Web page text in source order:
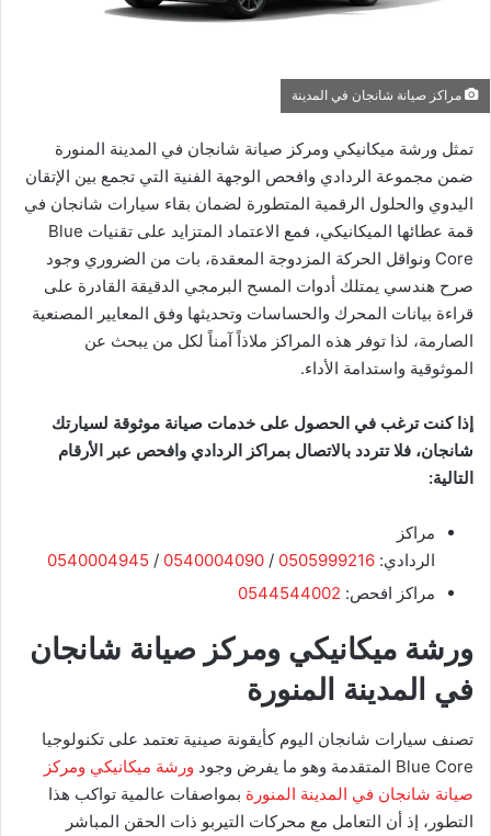
مراكز صيانة شانجان في المدينة
تمثل ورشة ميكانيكي ومركز صيانة شانجان في المدينة المنورة
ضمن مجموعة الردادي وافحص الوجهة الفنية التي تجمع بين الإتقان
اليدوي والحلول الرقمية المتطورة لضمان بقاء سيارات شانجان في
قمة عطائها الميكانيكي، فمع الاعتماد المتزايد على تقنيات Blue
Core ونواقل الحركة المزدوجة المعقدة، بات من الضروري وجود
صرح هندسي يمتلك أدوات المسح البرمجي الدقيقة القادرة على
قراءة بيانات المحرك والحساسات وتحديثها وفق المعايير المصنعية
الصارمة، لذا توفر هذه المراكز ملاذاً آمناً لكل من يبحث عن
الموثوقية واستدامة الأداء.
إذا كنت ترغب في الحصول على خدمات صيانة موثوقة لسيارتك
شانجان، فلا تتردد بالاتصال بمراكز الردادي وافحص عبر الأرقام
التالية:
مراكز
الردادي: 0505999216
/
0540004090
/
0540004945
مراكز افحص: 0544544002
​ورشة ميكانيكي ومركز صيانة شانجان
في المدينة المنورة
​تصنف سيارات شانجان اليوم كأيقونة صينية تعتمد على تكنولوجيا
Blue Core المتقدمة وهو ما يفرض وجود
ورشة ميكانيكي ومركز
صيانة شانجان في المدينة المنورة بمواصفات عالمية تواكب هذا
التطور، إذ أن التعامل مع محركات التيربو ذات الحقن المباشر